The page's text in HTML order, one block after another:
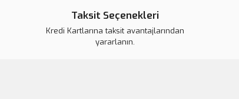
Taksit Seçenekleri
Kredi Kartlarına taksit avantajlarından
yararlanın.